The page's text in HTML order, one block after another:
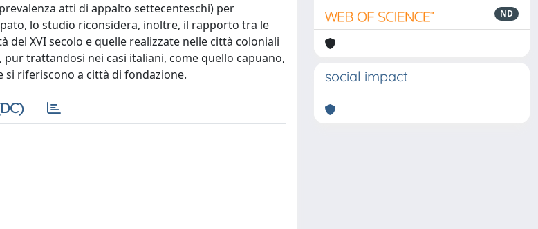
atti di appalto settecenteschi) per
lo studio riconsidera, inoltre, il rapporto tra le
XVI secolo e quelle realizzate nelle città coloniali
trattandosi nei casi italiani, come quello capuano,
si riferiscono a città di fondazione.
ND
social impact